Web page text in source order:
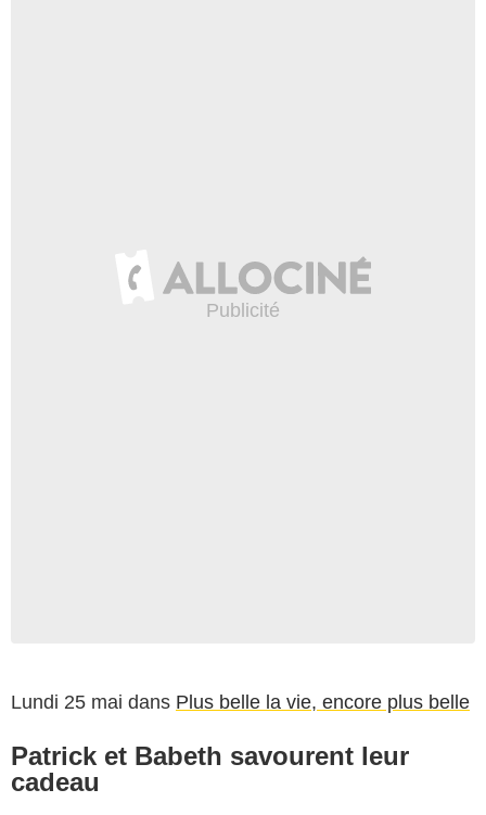
Lundi 25 mai dans Plus belle la vie, encore plus belle
Patrick et Babeth savourent leur
cadeau